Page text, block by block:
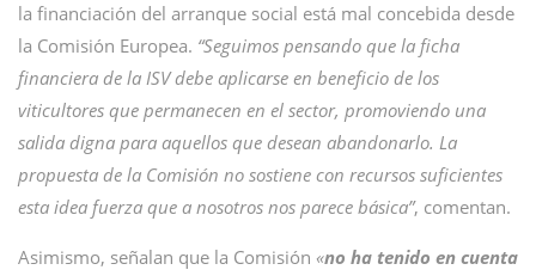
la financiación del arranque social está mal concebida desde
la Comisión Europea. “Seguimos pensando que la ficha
financiera de la ISV debe aplicarse en beneficio de los
viticultores que permanecen en el sector, promoviendo una
salida digna para aquellos que desean abandonarlo. La
propuesta de la Comisión no sostiene con recursos suficientes
esta idea fuerza que a nosotros nos parece básica”, comentan.
Asimismo, señalan que la Comisión «no ha tenido en cuenta